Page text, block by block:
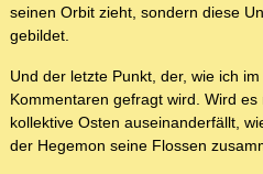
seinen Orbit zieht, sondern diese
gebildet.
Und der letzte Punkt, der, wie ich
Kommentaren gefragt wird. Wird
kollektive Osten auseinanderfällt,
der Hegemon seine Flossen